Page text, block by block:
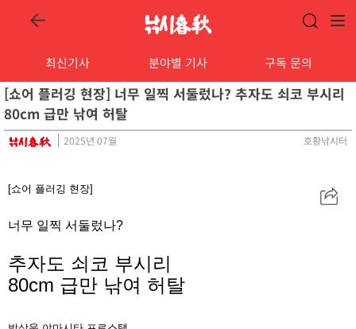
최신기사 분야별 기사 구독 문의
[쇼어 플러깅 현장] 너무 일찍 서둘렀나? 추자도 쇠코 부시리
80cm 급만 낚여 허탈
2025년 07월 호황낚시터
공
유
[쇼어 플러깅 현장]
너무 일찍 서둘렀나?
추자도 쇠코 부시리
80cm 급만 낚여 허탈